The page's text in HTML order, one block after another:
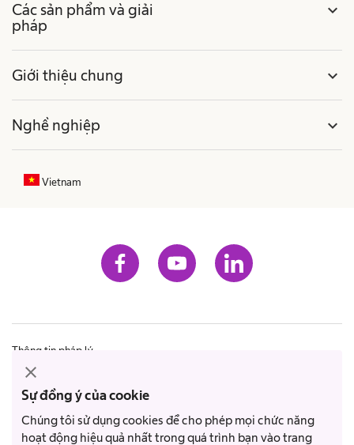
Các sản phẩm và giải
pháp
expand_more
Giới thiệu chung expand_more
Nghề nghiệp expand_more
Vietnam
Thông tin pháp lý
Tìm hiểu thêm về B. Braun
Điều kiện và điều khoản
Chính sách quyền riêng tư
Sự đồng ý của cookie
Chúng tôi sử dụng cookies để cho phép mọi chức năng
hoạt động hiệu quả nhất trong quá trình bạn vào trang
close